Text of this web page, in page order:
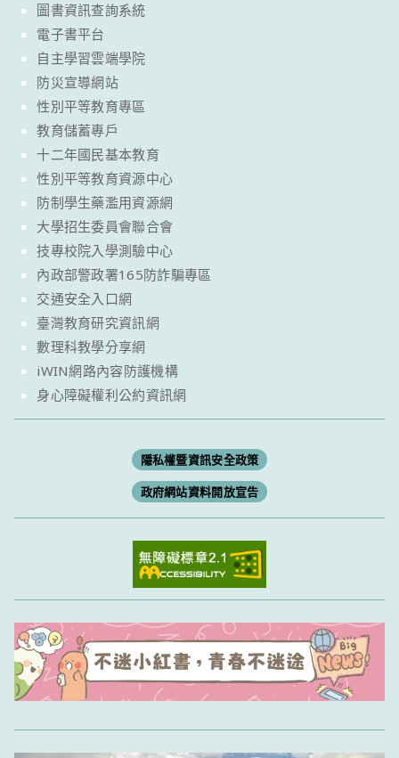
圖書資訊查詢系統
電子書平台
自主學習雲端學院
防災宣導網站
性別平等教育專區
教育儲蓄專戶
十二年國民基本教育
性別平等教育資源中心
防制學生藥濫用資源網
大學招生委員會聯合會
技專校院入學測驗中心
內政部警政署165防詐騙專區
交通安全入口網
臺灣教育研究資訊網
數理科教學分享網
iWIN網路內容防護機構
身心障礙權利公約資訊網
隱私權暨資訊安全政策
政府網站資料開放宣告